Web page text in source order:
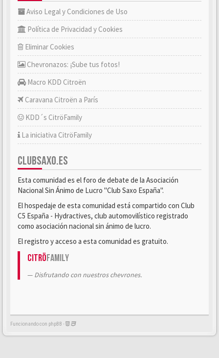
Aviso Legal y Condiciones de Uso
Política de Privacidad y Cookies
Eliminar Cookies
Chevronazos: ¡Sube tus fotos!
Macro KDD Citroën
Caravana Citroën a París
KDD´s CitröFamily
La iniciativa CitröFamily
CLUBSAXO.ES
Esta comunidad es el foro de debate de la Asociación
Nacional Sin Ánimo de Lucro "Club Saxo España".
El hospedaje de esta comunidad está compartido con Club
C5 España - Hydractives, club automovilístico registrado
como asociación nacional sin ánimo de lucro.
El registro y acceso a esta comunidad es gratuito.
CitröFamily
Disfrutando con nuestros chevrones.
Funcionando con phpBB -